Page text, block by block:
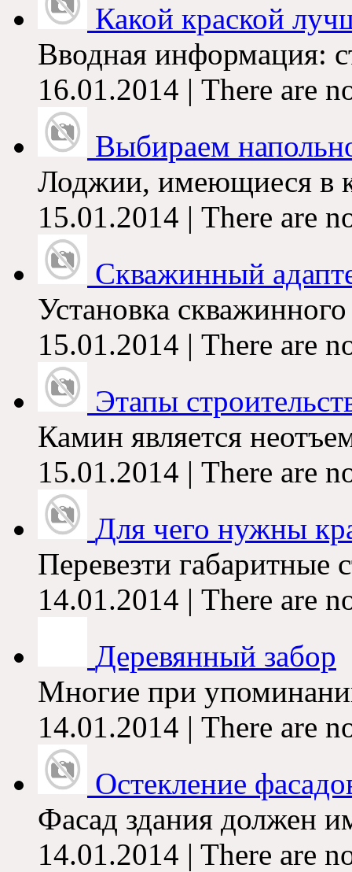
Какой краской
Вводная информация:
16.01.2014 | There are
Выбираем
Лоджии, имеющиеся в
15.01.2014 | There are
Скважинный
Установка
15.01.2014 | There are
Этапы
Камин является
15.01.2014 | There are
Для чего нужны
Перевезти габаритные
14.01.2014 | There are
Деревянный забор
Многие при
14.01.2014 | There are
Остекление
Фасад здания должен
14.01.2014 | There are